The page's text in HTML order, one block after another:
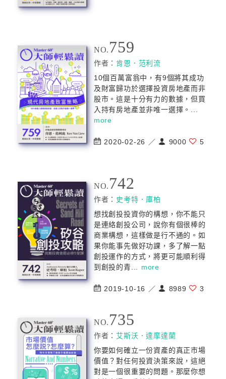
NO. 759
作者： 肯恩．范利流
10個百萬富翁中，有9個將其成功
及財富歸功於選擇投資房地產而非
股市。這是十分有力的數據，但買
入持有房地產並非唯一選擇。...
more
2020-02-26 ／ 9000 5
NO. 742
作者： 史考特．庫柏
想找創投投資你的構想，你不能只
是連絡創投公司，說你有個很棒的
商業構想，這樣做是行不通的。如
果你能事先做好功課，多了解一點
創投運作的方式，將更可能順利得
到創投的青... more
2019-10-16 ／ 8989 3
NO. 735
作者：艾斯沃．達摩達蘭
你要如何確立一份資產的真正市場
價值？對任何投資決策來說，這絕
對是一個很重要的問題。那麼你想